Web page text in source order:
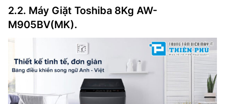
2.2. Máy Giặt Toshiba 8Kg AW-
M905BV(MK).